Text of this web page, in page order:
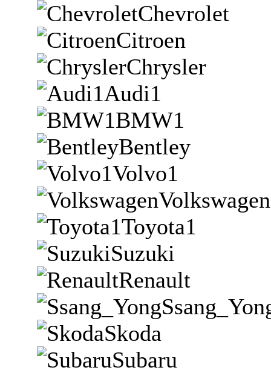
Chevrolet
Citroen
Chrysler
Audi1
BMW1
Bentley
Volvo1
Volkswagen
Toyota1
Suzuki
Renault
Skoda
Subaru